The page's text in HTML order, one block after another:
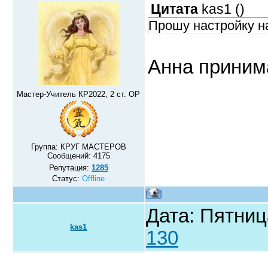
Мастер-Учитель КР2022, 2 ст. ОР
Группа: КРУГ МАСТЕРОВ
Сообщений: 4175
Репутация: 1285
Статус:Offline
Цитата kas1 ()
Прошу настройку
Анна
kas1
Дата:
130